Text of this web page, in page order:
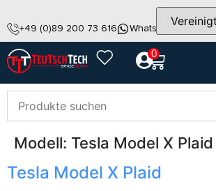
+49 (0)89 200 73 616 WhatsApp
0
Modell: Tesla Model X Plaid
Tesla Model X Plaid